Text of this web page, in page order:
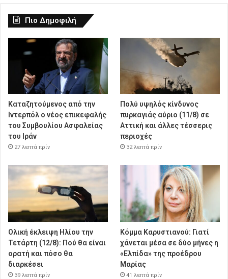
Πιο Δημοφιλή
Καταζητούμενος από την
Ιντερπόλ ο νέος επικεφαλής
του Συμβουλίου Ασφαλείας
του Ιράν
27 λεπτά πρίν
Πολύ υψηλός κίνδυνος
πυρκαγιάς αύριο (11/8) σε
Αττική και άλλες τέσσερις
περιοχές
32 λεπτά πρίν
Ολική έκλειψη Ηλίου την
Τετάρτη (12/8): Πού θα είναι
ορατή και πόσο θα
διαρκέσει
39 λεπτά πρίν
Κόμμα Καρυστιανού: Γιατί
χάνεται μέσα σε δύο μήνες η
«Ελπίδα» της προέδρου
Μαρίας
41 λεπτά πρίν